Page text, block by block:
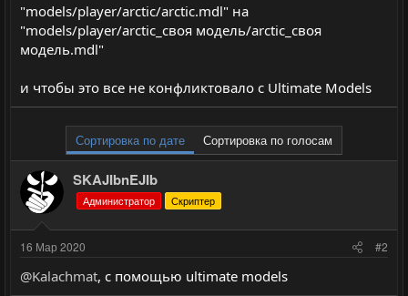
"models/player/arctic/arctic.mdl" на
"models/player/arctic_своя модель/arctic_своя
модель.mdl"
и чтобы это все не конфликтовало с Ultimate Models
Сортировка по дате Сортировка по голосам
SKAJIbnEJIb
Администратор Скриптер
16 Мар 2020 #2
@Kalachmat, с помощью ultimate models